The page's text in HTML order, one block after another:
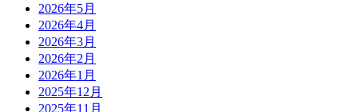
2026年5月
2026年4月
2026年3月
2026年2月
2026年1月
2025年12月
2025年11月